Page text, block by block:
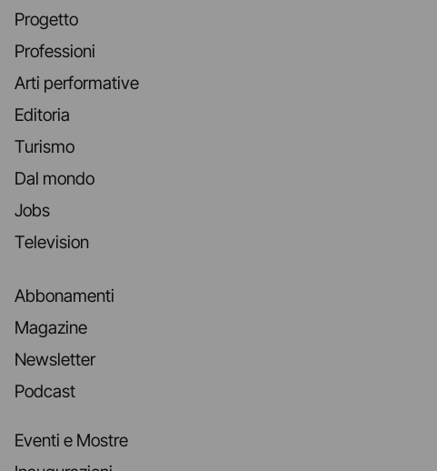
Progetto
Professioni
Arti performative
Editoria
Turismo
Dal mondo
Jobs
Television
Abbonamenti
Magazine
Newsletter
Podcast
Eventi e Mostre